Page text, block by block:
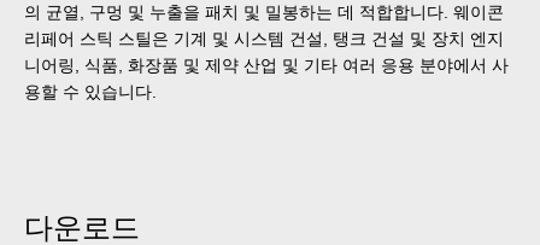
의 균열, 구멍 및 누출을 패치 및 밀봉하는 데 적합합니다. 웨이콘
리페어 스틱 스틸은 기계 및 시스템 건설, 탱크 건설 및 장치 엔지
니어링, 식품, 화장품 및 제약 산업 및 기타 여러 응용 분야에서 사
용할 수 있습니다.
다운로드